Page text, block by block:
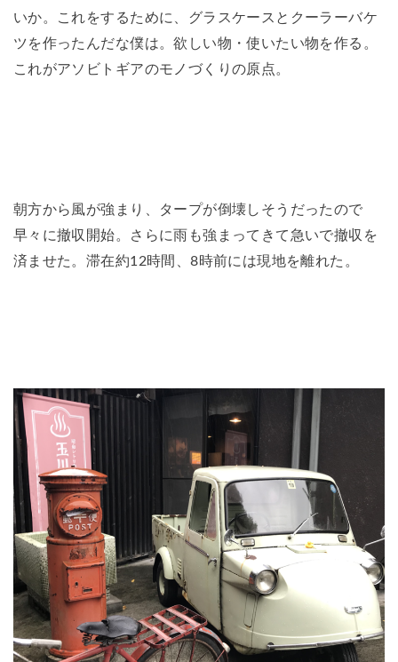
いか。これをするために、グラスケースとクーラーバケ
ツを作ったんだな僕は。欲しい物・使いたい物を作る。
これがアソビトギアのモノづくりの原点。
朝方から風が強まり、タープが倒壊しそうだったので
早々に撤収開始。さらに雨も強まってきて急いで撤収を
済ませた。滞在約12時間、8時前には現地を離れた。